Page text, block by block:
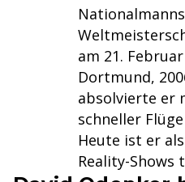
am 21.
Dortmund,
absolvierte er
schneller
Heute ist er
Reality-Shows